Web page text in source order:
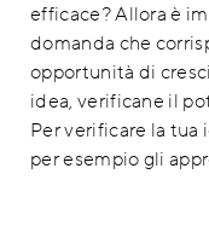
efficace? Allora è
domanda che
opportunità di
idea, verificane il
Per verificare la
per esempio gli